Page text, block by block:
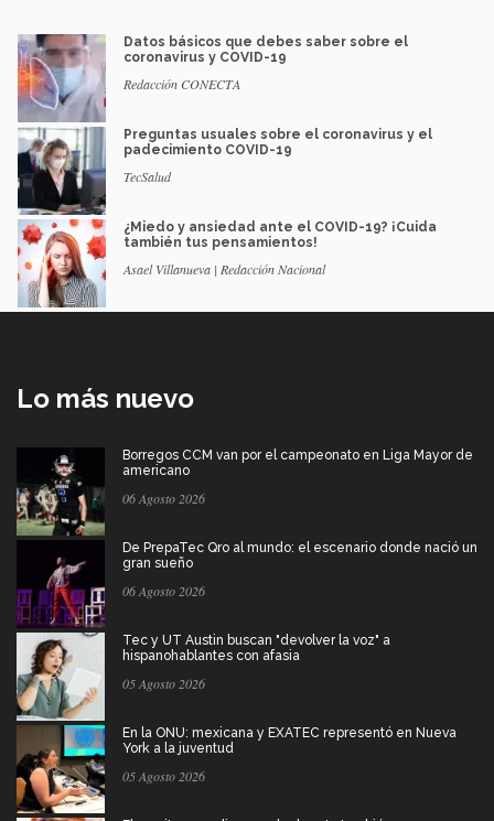
Datos básicos que debes saber sobre el
coronavirus y COVID-19
Redacción CONECTA
Preguntas usuales sobre el coronavirus y el
padecimiento COVID-19
TecSalud
¿Miedo y ansiedad ante el COVID-19? ¡Cuida
también tus pensamientos!
Asael Villanueva | Redacción Nacional
Lo más nuevo
Borregos CCM van por el campeonato en Liga Mayor de
americano
06 Agosto 2026
De PrepaTec Qro al mundo: el escenario donde nació un
gran sueño
06 Agosto 2026
Tec y UT Austin buscan "devolver la voz" a
hispanohablantes con afasia
05 Agosto 2026
En la ONU: mexicana y EXATEC representó en Nueva
York a la juventud
05 Agosto 2026